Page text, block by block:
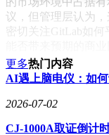
议，但管理层认为
密切关注GitLab如
更多热门内容
AI遇上脑电仪：如
2026-07-02
CJ-1000A取证倒计